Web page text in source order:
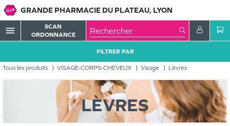
GRANDE PHARMACIE DU PLATEAU, LYON
menu
SCAN
ORDONNANCE
Tous les produits VISAGE-CORPS-CHEVEUX Visage Lèvres
FILTRER PAR
LÈVRES